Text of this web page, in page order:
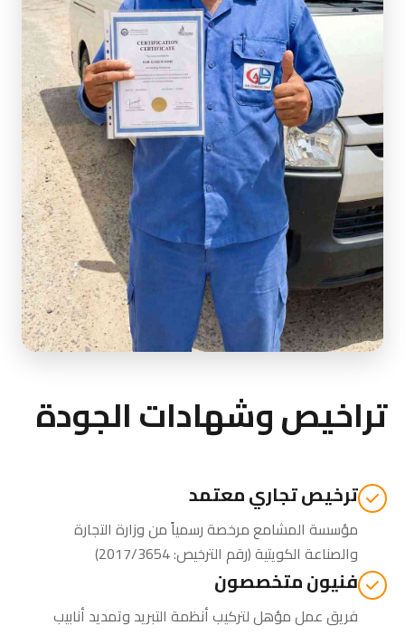
تراخيص وشهادات الجودة
ترخيص تجاري معتمد
مؤسسة المشامع مرخصة رسمياً منوزارة التجارة
والصناعة الكويتية(رقم الترخيص: 2017/3654)
فنيون متخصصون
فريق عمل مؤهل لتركيب أنظمة التبريد وتمديد أنابيب